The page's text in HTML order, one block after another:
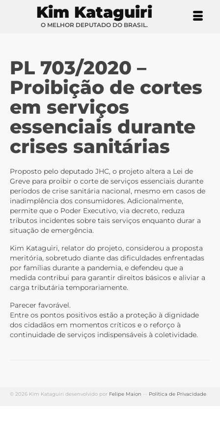
Kim Kataguiri
O MELHOR DEPUTADO DO BRASIL.
PL 703/2020 –
Proibição de cortes
em serviços
essenciais durante
crises sanitárias
Proposto pelo deputado JHC, o projeto altera a Lei de
Greve para proibir o corte de serviços essenciais durante
períodos de crise sanitária nacional, mesmo em casos de
inadimplência dos consumidores. Adicionalmente,
permite que o Poder Executivo, via decreto, reduza
tributos incidentes sobre tais serviços enquanto durar a
situação de emergência.
Kim Kataguiri, relator do projeto, considerou a proposta
meritória, sobretudo diante das dificuldades enfrentadas
por famílias durante a pandemia, e defendeu que a
medida contribui para garantir direitos básicos e aliviar a
carga tributária temporariamente.
Parecer favorável.
Entre os pontos positivos estão a proteção à dignidade
dos cidadãos em momentos críticos e o reforço à
continuidade de serviços indispensáveis à coletividade.
© 2026 Kim Kataguiri desenvolvido por Felipe Maion ··· Política de Privacidade